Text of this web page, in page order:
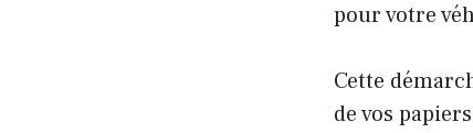
pour votre
Cette
de vos